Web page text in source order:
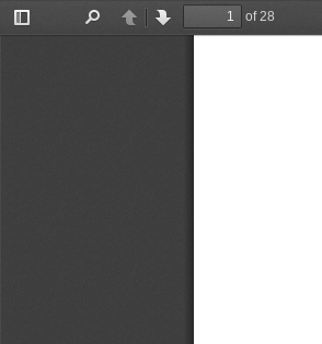
Toggle
PreviousNext
of 28